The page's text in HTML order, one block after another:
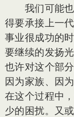
我们可能也
得要承接上一
事业很成功的
要继续的发扬
也许对这个部
因为家族、因
在这个过程中
少的困扰。又